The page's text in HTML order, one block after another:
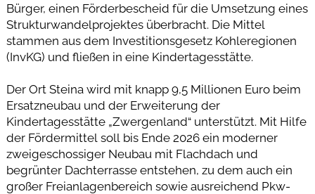
Bürger, einen Förderbescheid für die Umsetzung eines
Strukturwandelprojektes überbracht. Die Mittel
stammen aus dem Investitionsgesetz Kohleregionen
(InvKG) und fließen in eine Kindertagesstätte.
Der Ort Steina wird mit knapp 9,5 Millionen Euro beim
Ersatzneubau und der Erweiterung der
Kindertagesstätte „Zwergenland“ unterstützt. Mit Hilfe
der Fördermittel soll bis Ende 2026 ein moderner
zweigeschossiger Neubau mit Flachdach und
begrünter Dachterrasse entstehen, zu dem auch ein
großer Freianlagenbereich sowie ausreichend Pkw-